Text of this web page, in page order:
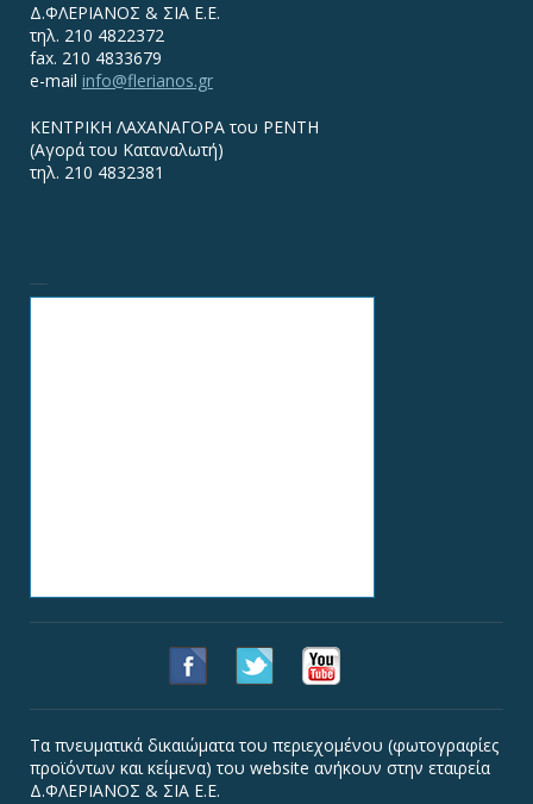
Δ.ΦΛΕΡΙΑΝΟΣ & ΣΙΑ Ε.Ε.
τηλ. 210 4822372
fax. 210 4833679
e-mail info@flerianos.gr
ΚΕΝΤΡΙΚΗ ΛΑΧΑΝΑΓΟΡΑ του ΡΕΝΤΗ
(Αγορά του Καταναλωτή)
τηλ. 210 4832381
Τα πνευματικά δικαιώματα του περιεχομένου (φωτογραφίες
προϊόντων και κείμενα) του website ανήκουν στην εταιρεία
Δ.ΦΛΕΡΙΑΝΟΣ & ΣΙΑ Ε.Ε.